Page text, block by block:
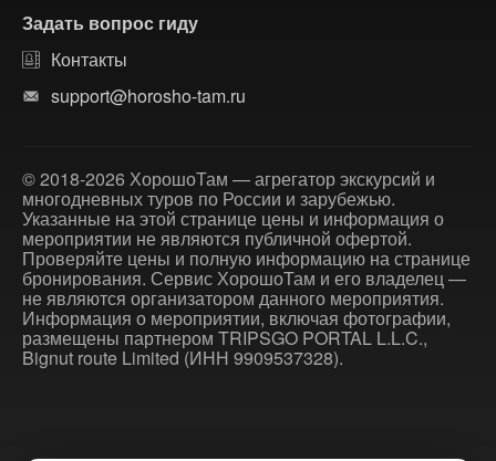
Задать вопрос гиду
Контакты
support@horosho-tam.ru
© 2018-2026 ХорошоТам — агрегатор экскурсий и
многодневных туров по России и зарубежью.
Указанные на этой странице цены и информация о
мероприятии не являются публичной офертой.
Проверяйте цены и полную информацию на странице
бронирования. Сервис ХорошоТам и его владелец —
не являются организатором данного мероприятия.
Информация о мероприятии, включая фотографии,
размещены партнером TRIPSGO PORTAL L.L.C.,
Bignut route Limited (ИНН 9909537328).